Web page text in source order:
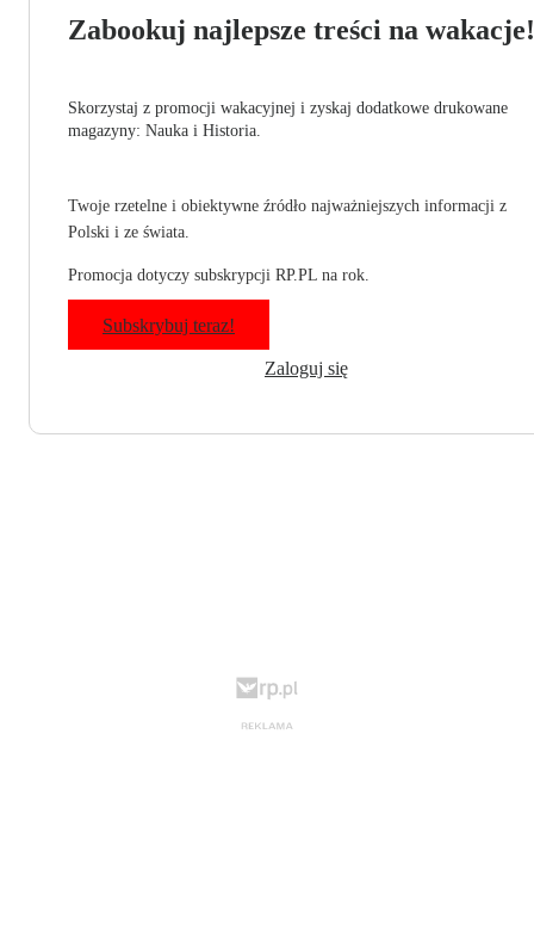
Zabookuj najlepsze treści na wakacje!
Skorzystaj z promocji wakacyjnej i zyskaj dodatkowe drukowane
magazyny: Nauka i Historia.
Twoje rzetelne i obiektywne źródło najważniejszych informacji z
Polski i ze świata.
Promocja dotyczy subskrypcji RP.PL na rok.
Subskrybuj teraz!
Zaloguj się